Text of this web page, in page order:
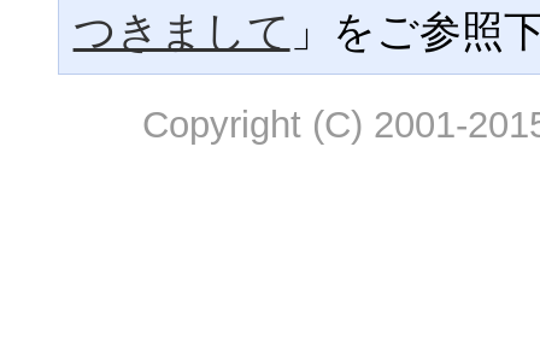
つきまして 」をご参照
Copyright (C) 2001-